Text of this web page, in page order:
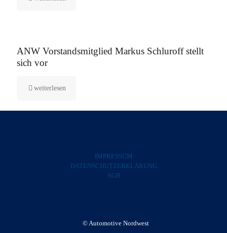
ANW Vorstandsmitglied Markus Schluroff stellt
sich vor
weiterlesen
IMPRESSUM
DATENSCHUTZERKLÄRUNG
AGB
© Automotive Nordwest